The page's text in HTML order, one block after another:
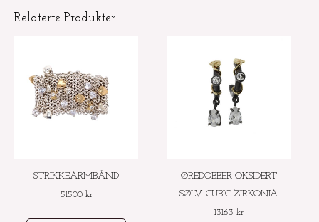
Relaterte Produkter
STRIKKEARMBÅND
51500 kr
ØREDOBBER OKSIDERT
SØLV CUBIC ZIRKONIA
13163 kr